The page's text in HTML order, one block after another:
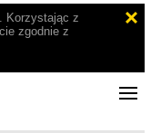
Korzystając z
zgodnie z